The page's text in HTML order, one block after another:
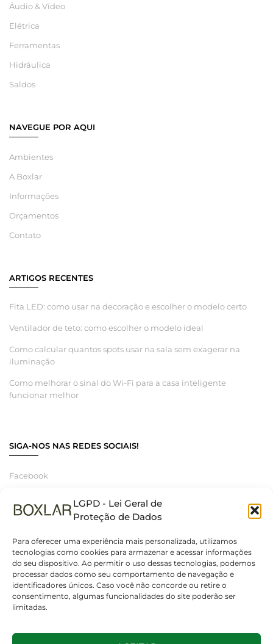
LGPD - Lei Geral de
Proteção de Dados
Para oferecer uma experiência mais personalizada, utilizamos
tecnologias como cookies para armazenar e acessar informações
do seu dispositivo. Ao permitir o uso dessas tecnologias, podemos
processar dados como seu comportamento de navegação e
identificadores únicos. Caso você não concorde ou retire o
consentimento, algumas funcionalidades do site poderão ser
limitadas.
Cabo p/ fita led cob-Gaya - 9317
R$18,48
ADICIONAR AO CARRINHO
Áudio & Vídeo
Elétrica
Ferramentas
Hidráulica
Saldos
NAVEGUE POR AQUI
Ambientes
A Boxlar
Informações
Orçamentos
Contato
ARTIGOS RECENTES
Fita LED: como usar na decoração e escolher o modelo certo
Ventilador de teto: como escolher o modelo ideal
Como calcular quantos spots usar na sala sem exagerar na
iluminação
Como melhorar o sinal do Wi-Fi para a casa inteligente
funcionar melhor
SIGA-NOS NAS REDES SOCIAIS!
Facebook
Linkedin
© 2025 Boxlar | Soluções em iluminação, elétrica e smart home.
Todos os direitos reservados. – CNPJ 55.267.682/0001-95